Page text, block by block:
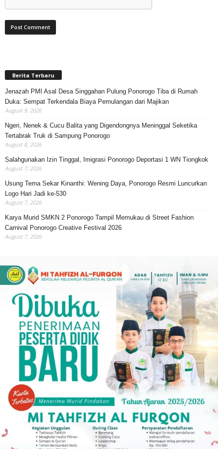
Berita Terbaru
Jenazah PMI Asal Desa Singgahan Pulung Ponorogo Tiba di Rumah
Duka: Sempat Terkendala Biaya Pemulangan dari Majikan
August 9, 2026
Ngeri, Nenek & Cucu Balita yang Digendongnya Meninggal Seketika
Tertabrak Truk di Sampung Ponorogo
August 8, 2026
Salahgunakan Izin Tinggal, Imigrasi Ponorogo Deportasi 1 WN Tiongkok
August 7, 2026
Usung Tema Sekar Kinanthi: Wening Daya, Ponorogo Resmi Luncurkan
Logo Hari Jadi ke-530
August 7, 2026
Karya Murid SMKN 2 Ponorogo Tampil Memukau di Street Fashion
Carnival Ponorogo Creative Festival 2026
August 7, 2026